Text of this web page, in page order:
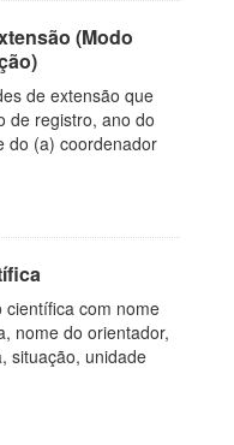
(Modo
de extensão que
de registro, ano do
do (a) coordenador
científica com nome
nome do orientador,
situação, unidade